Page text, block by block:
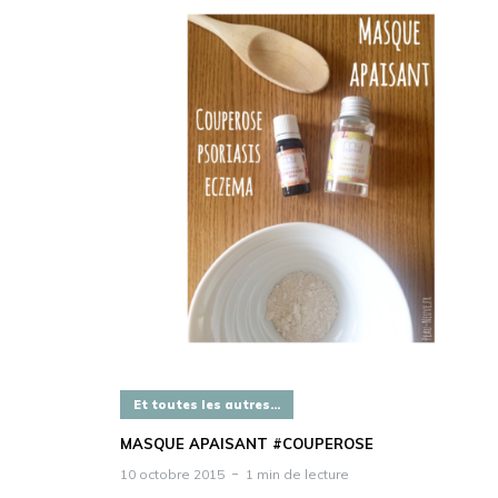
Et toutes les autres...
MASQUE APAISANT #COUPEROSE
10 octobre 2015 1 min de lecture